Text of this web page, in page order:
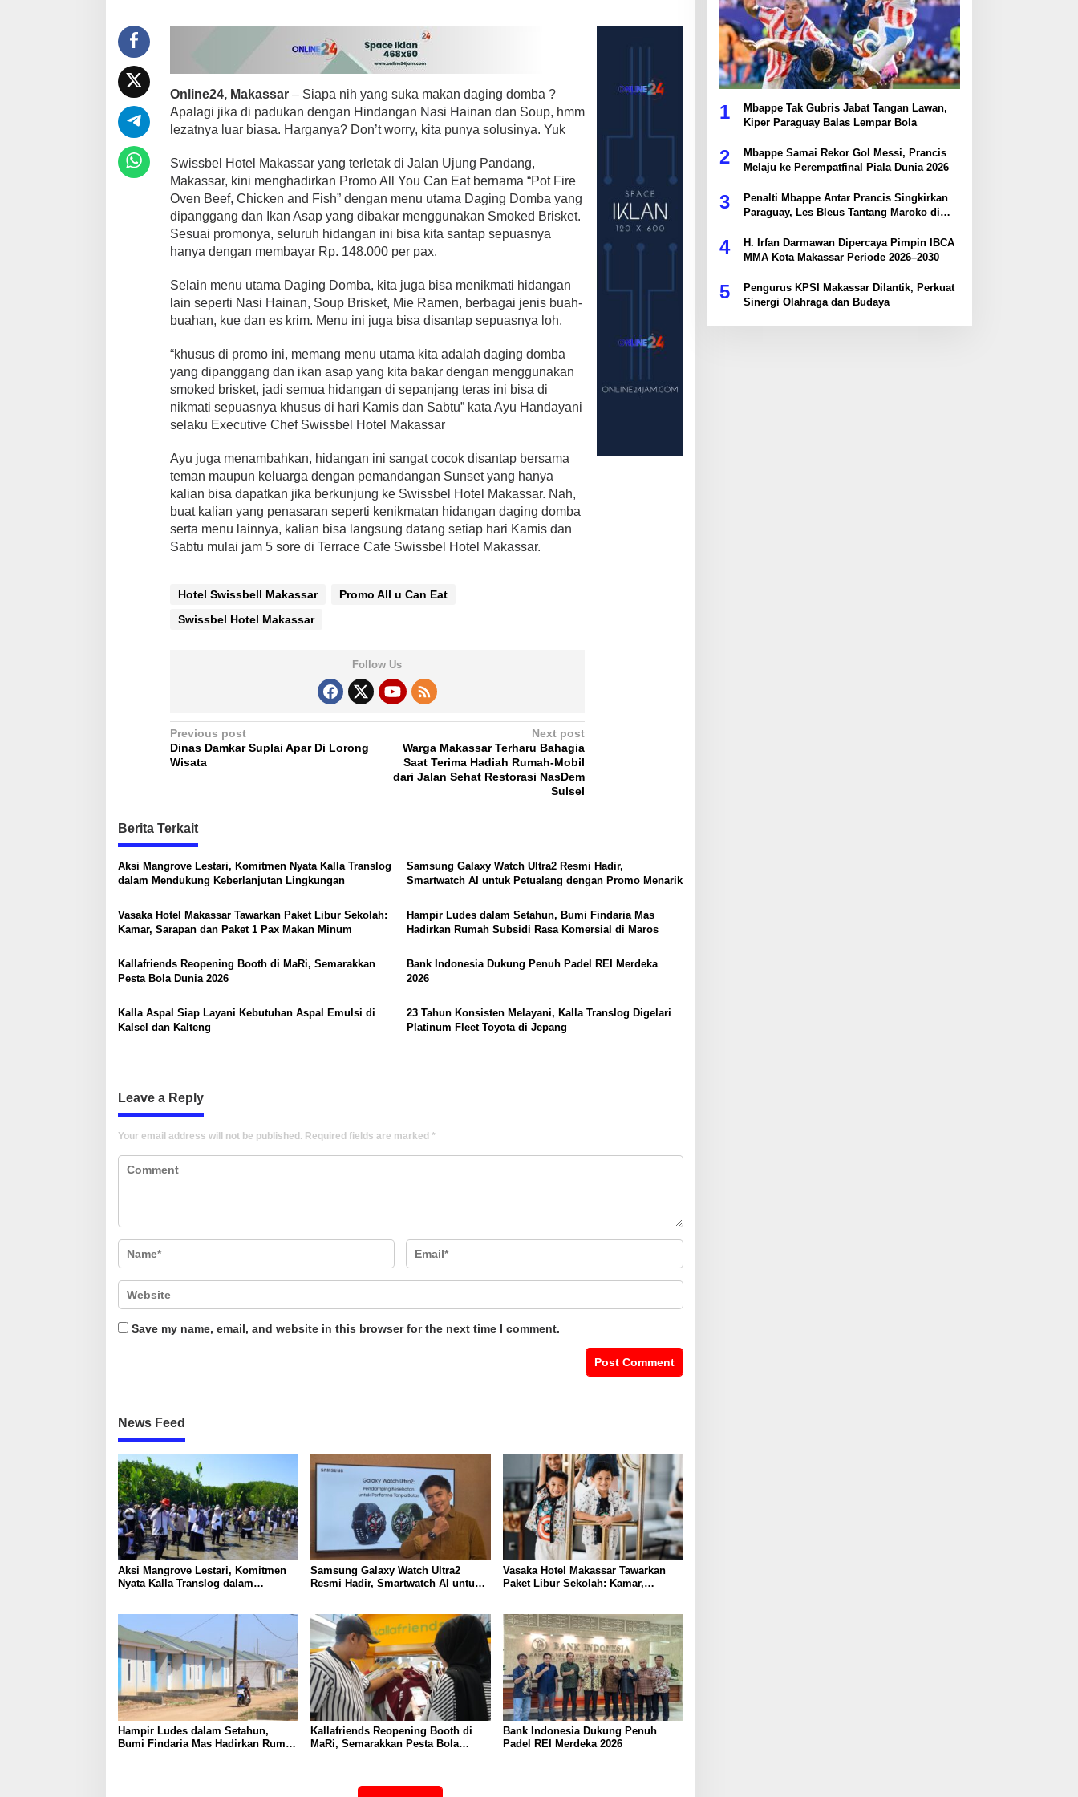
s
e
l
H
t
l
M
a
k
a
a
r
,
n
g
n
j
g
B
i
s
a
N
i
a
D
m
s
n
a
Online24, Makassar– Siapa nih yang suka makan daging domba ?
Apalagi jika di padukan dengan Hindangan Nasi Hainan dan Soup, hmm
lezatnya luar biasa. Harganya? Don’t worry, kita punya solusinya. Yuk
Swissbel Hotel Makassar yang terletak di Jalan Ujung Pandang,
Makassar, kini menghadirkan Promo All You Can Eat bernama “Pot Fire
Oven Beef, Chicken and Fish” dengan menu utama Daging Domba yang
dipanggang dan Ikan Asap yang dibakar menggunakan Smoked Brisket.
Sesuai promonya, seluruh hidangan ini bisa kita santap sepuasnya
hanya dengan membayar Rp. 148.000 per pax.
Selain menu utama Daging Domba, kita juga bisa menikmati hidangan
lain seperti Nasi Hainan, Soup Brisket, Mie Ramen, berbagai jenis buah-
buahan, kue dan es krim. Menu ini juga bisa disantap sepuasnya loh.
“khusus di promo ini, memang menu utama kita adalah daging domba
yang dipanggang dan ikan asap yang kita bakar dengan menggunakan
smoked brisket, jadi semua hidangan di sepanjang teras ini bisa di
nikmati sepuasnya khusus di hari Kamis dan Sabtu” kata Ayu Handayani
selaku Executive Chef Swissbel Hotel Makassar
Ayu juga menambahkan, hidangan ini sangat cocok disantap bersama
teman maupun keluarga dengan pemandangan Sunset yang hanya
kalian bisa dapatkan jika berkunjung ke Swissbel Hotel Makassar. Nah,
buat kalian yang penasaran seperti kenikmatan hidangan daging domba
serta menu lainnya, kalian bisa langsung datang setiap hari Kamis dan
Sabtu mulai jam 5 sore di Terrace Cafe Swissbel Hotel Makassar.
Hotel Swissbell Makassar
Promo All u Can Eat
Swissbel Hotel Makassar
Follow Us
P
o
n
a
v
g
a
t
i
o
n
Previous post
Dinas Damkar Suplai Apar Di Lorong
Wisata
Next post
Warga Makassar Terharu Bahagia
Saat Terima Hadiah Rumah-Mobil
dari Jalan Sehat Restorasi NasDem
Sulsel
Berita Terkait
Aksi Mangrove Lestari, Komitmen Nyata Kalla Translog
dalam Mendukung Keberlanjutan Lingkungan
Samsung Galaxy Watch Ultra2 Resmi Hadir,
Smartwatch AI untuk Petualang dengan Promo Menarik
Vasaka Hotel Makassar Tawarkan Paket Libur Sekolah:
Kamar, Sarapan dan Paket 1 Pax Makan Minum
Hampir Ludes dalam Setahun, Bumi Findaria Mas
Hadirkan Rumah Subsidi Rasa Komersial di Maros
Kallafriends Reopening Booth di MaRi, Semarakkan
Pesta Bola Dunia 2026
Bank Indonesia Dukung Penuh Padel REI Merdeka
2026
Kalla Aspal Siap Layani Kebutuhan Aspal Emulsi di
Kalsel dan Kalteng
23 Tahun Konsisten Melayani, Kalla Translog Digelari
Platinum Fleet Toyota di Jepang
Leave a Reply
Your email address will not be published. Required fields are marked *
Save my name, email, and website in this browser for the next time I comment.
News Feed
Aksi Mangrove Lestari, Komitmen
Nyata Kalla Translog dalam
Samsung Galaxy Watch Ultra2
Resmi Hadir, Smartwatch AI untuk
Vasaka Hotel Makassar Tawarkan
Paket Libur Sekolah: Kamar,
Hampir Ludes dalam Setahun,
Bumi Findaria Mas Hadirkan Rumah
Kallafriends Reopening Booth di
MaRi, Semarakkan Pesta Bola
Bank Indonesia Dukung Penuh
Padel REI Merdeka 2026
1
Mbappe Tak Gubris Jabat Tangan Lawan,
Kiper Paraguay Balas Lempar Bola
2
Mbappe Samai Rekor Gol Messi, Prancis
Melaju ke Perempatfinal Piala Dunia 2026
3
Penalti Mbappe Antar Prancis Singkirkan
Paraguay, Les Bleus Tantang Maroko di
4
H. Irfan Darmawan Dipercaya Pimpin IBCA
MMA Kota Makassar Periode 2026–2030
5
Pengurus KPSI Makassar Dilantik, Perkuat
Sinergi Olahraga dan Budaya